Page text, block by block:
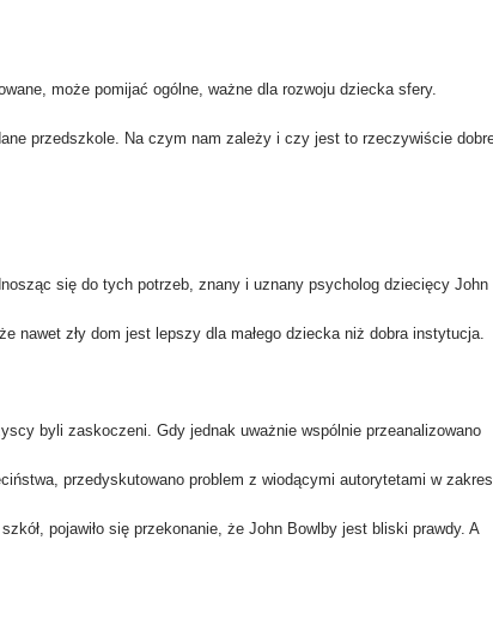
może pomijać ogólne, ważne dla rozwoju dziecka sfery.
przedszkole. Na czym nam zależy i czy jest to rzeczywiście
się do tych potrzeb, znany i uznany psycholog dziecięcy John
nawet zły dom jest lepszy dla małego dziecka niż dobra instytucja.
byli zaskoczeni. Gdy jednak uważnie wspólnie przeanalizowano
przedyskutowano problem z wiodącymi autorytetami w
pojawiło się przekonanie, że John Bowlby jest bliski prawdy. A